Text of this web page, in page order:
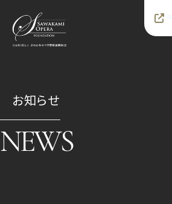
お知らせ
NEWS